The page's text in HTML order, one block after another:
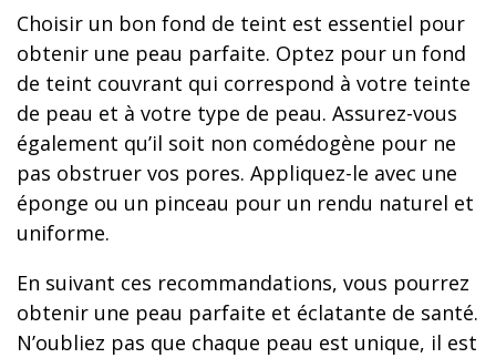
Choisir un bon fond de teint est essentiel pour
obtenir une peau parfaite. Optez pour un fond
de teint couvrant qui correspond à votre teinte
de peau et à votre type de peau. Assurez-vous
également qu’il soit non comédogène pour ne
pas obstruer vos pores. Appliquez-le avec une
éponge ou un pinceau pour un rendu naturel et
uniforme.
En suivant ces recommandations, vous pourrez
obtenir une peau parfaite et éclatante de santé.
N’oubliez pas que chaque peau est unique, il est